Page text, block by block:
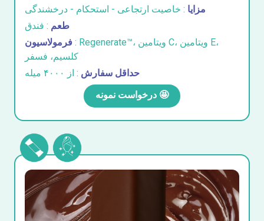
مزایا : خاصیت ارتجاعی - استحکام - درخشندگی
طعم : فندق
فرمولاسیون : Regenerate™، ویتامین C، ویتامین E،
کلسیم، فسفر
حداقل سفارش : از ۴۰۰۰ میله
درخواست نمونه 🤩